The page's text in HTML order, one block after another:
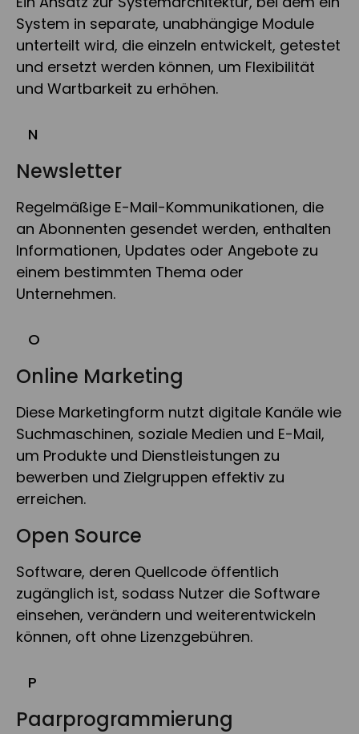
System in separate, unabhängige Module
unterteilt wird, die einzeln entwickelt, getestet
und ersetzt werden können, um Flexibilität
und Wartbarkeit zu erhöhen.
N
Newsletter
Regelmäßige E-Mail-Kommunikationen, die
an Abonnenten gesendet werden, enthalten
Informationen, Updates oder Angebote zu
einem bestimmten Thema oder
Unternehmen.
O
Online Marketing
Diese Marketingform nutzt digitale Kanäle wie
Suchmaschinen, soziale Medien und E-Mail,
um Produkte und Dienstleistungen zu
bewerben und Zielgruppen effektiv zu
erreichen.
Open Source
Software, deren Quellcode öffentlich
zugänglich ist, sodass Nutzer die Software
einsehen, verändern und weiterentwickeln
können, oft ohne Lizenzgebühren.
P
Paarprogrammierung